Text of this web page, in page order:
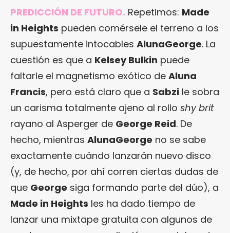
PREDICCIÓN DE FUTURO. Repetimos: Made
in Heights pueden comérsele el terreno a los
supuestamente intocables AlunaGeorge. La
cuestión es que a Kelsey Bulkin puede
faltarle el magnetismo exótico de Aluna
Francis, pero está claro que a Sabzi le sobra
un carisma totalmente ajeno al rollo shy brit
rayano al Asperger de George Reid. De
hecho, mientras AlunaGeorge no se sabe
exactamente cuándo lanzarán nuevo disco
(y, de hecho, por ahí corren ciertas dudas de
que George siga formando parte del dúo), a
Made in Heights les ha dado tiempo de
lanzar una mixtape gratuita con algunos de